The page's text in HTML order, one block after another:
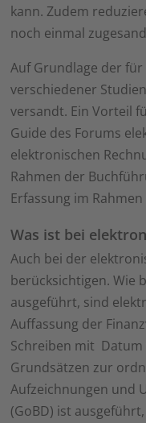
kann. Zudem
noch einmal
Auf Grundlage der
verschiedener
versandt. Ein Vorteil
Guide des Forums
elektronischen
Rahmen der
Erfassung im
Was ist bei
Auch bei der
berücksichtigen. Wie
ausgeführt, sind
Auffassung der
Schreiben mit Datum
Grundsätzen zur
Aufzeichnungen und
(GoBD) ist